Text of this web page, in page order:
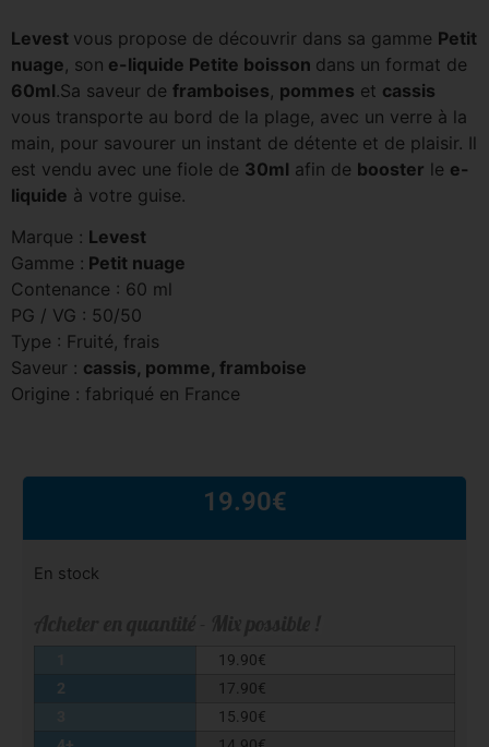
Levest vous propose de découvrir dans sa gamme Petit
nuage, son e-liquide Petite boisson dans un format de
60ml.Sa saveur de framboises, pommes et cassis
vous transporte au bord de la plage, avec un verre à la
main, pour savourer un instant de détente et de plaisir. Il
est vendu avec une fiole de 30ml afin de booster le e-
liquide à votre guise.
Marque : Levest
Gamme : Petit nuage
Contenance : 60 ml
PG / VG : 50/50
Type : Fruité, frais
Saveur : cassis, pomme, framboise
Origine : fabriqué en France
19.90€
En stock
19.90€
2
17.90€
15.90€